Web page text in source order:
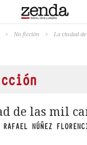
> No ficción > La ciudad
de las mil
RAFAEL NÚÑEZ